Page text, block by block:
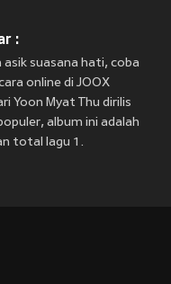
:
suasana hati, coba
online di JOOX
Yoon Myat Thu dirilis
album ini adalah
total lagu 1.